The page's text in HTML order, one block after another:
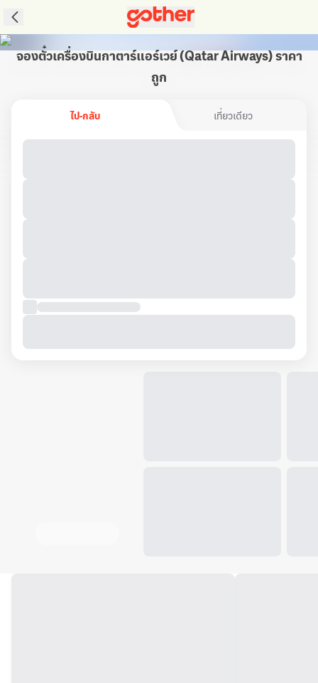
จองตั๋วเครื่องบินกาตาร์แอร์เวย์ (Qatar Airways) ราคา
ถูก
ไป-กลับ เที่ยวเดียว